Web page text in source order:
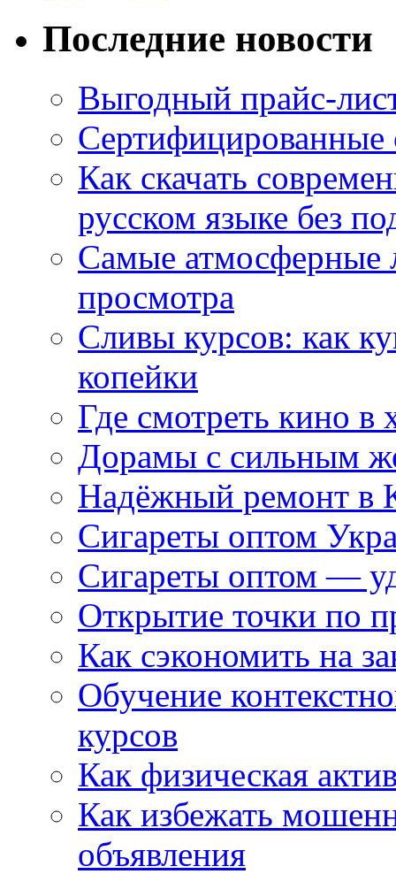
Последние новости
Выгодный прайс-
Как скачать
русском языке без
Самые атмосферные
просмотра
Сливы курсов: как
копейки
Где смотреть кино в
Дорамы с сильным
Надёжный ремонт в
Сигареты оптом
Сигареты оптом —
Открытие точки по
Как сэкономить на
Обучение
курсов
Как физическая
Как избежать
объявления